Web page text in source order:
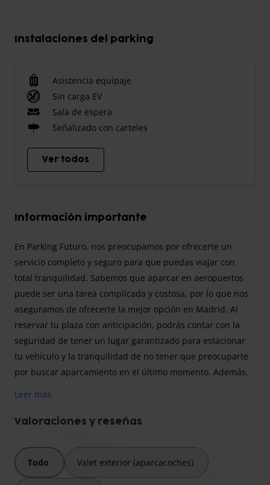
Instalaciones del parking
Asistencia equipaje
Sin carga EV
Sala de espera
Señalizado con carteles
Ver todos
Información importante
En Parking Futuro, nos preocupamos por ofrecerte un
servicio completo y seguro para que puedas viajar con
total tranquilidad. Sabemos que aparcar en aeropuertos
puede ser una tarea complicada y costosa, por lo que nos
aseguramos de ofrecerte la mejor opción en Madrid. Al
reservar tu plaza con anticipación, podrás contar con la
seguridad de tener un lugar garantizado para estacionar
tu vehículo y la tranquilidad de no tener que preocuparte
por buscar aparcamiento en el último momento. Además,
durante todo el tiempo que esté en nuestras instalaciones.
desde el parking hasta la terminal de tu elección, con la
facilidad de cargar y descargar tu equipaje sin
preocupaciones. Y si tienes algún requerimiento especial,
Leer más
Valoraciones y reseñas
Todo Valet exterior (aparcacoches)